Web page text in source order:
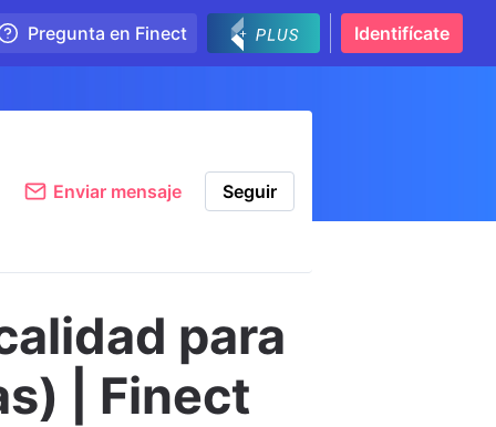
Pregunta en Finect Identifícate
Enviar mensaje Seguir
para
| Finect